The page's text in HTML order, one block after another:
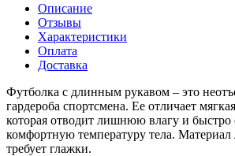
Описание
Отзывы
Характеристики
Оплата
Доставка
Футболка с длинным рукавом – это
гардероба спортсмена. Ее отличает
которая отводит лишнюю влагу и быстро
комфортную температуру тела. Материал
требует глажки.